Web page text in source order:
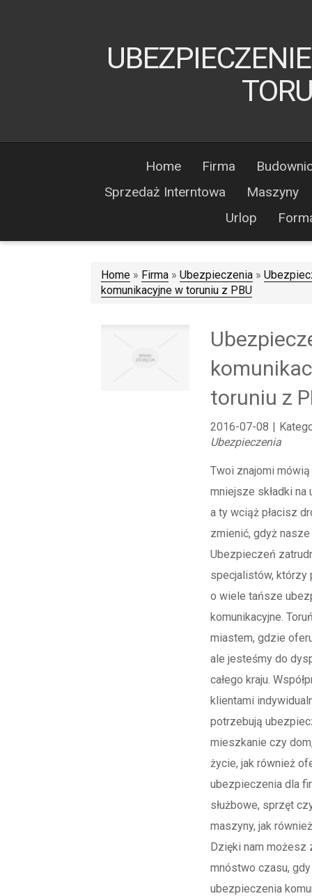
Home Firma
Sprzedaż Interntowa
Maszyny
Urlop
Home » Firma » Ubezpieczenia »
komunikacyjne w toruniu z PBU
toruniu z
2016-07-08 |
Ubezpieczenia
Twoi znajomi mówią
mniejsze składki na
a ty wciąż płacisz
zmienić, gdyż
Ubezpieczeń
specjalistów, którzy
o wiele tańsze
komunikacyjne.
miastem, gdzie
ale jesteśmy do
całego kraju.
klientami
potrzebują
mieszkanie czy
życie, jak również
ubezpieczenia dla
służbowe, sprzęt
maszyny, jak
Dzięki nam możesz
mnóstwo czasu,
ubezpieczenia